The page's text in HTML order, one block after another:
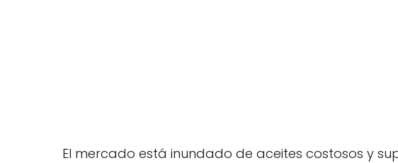
El mercado está inundado de aceites costosos y